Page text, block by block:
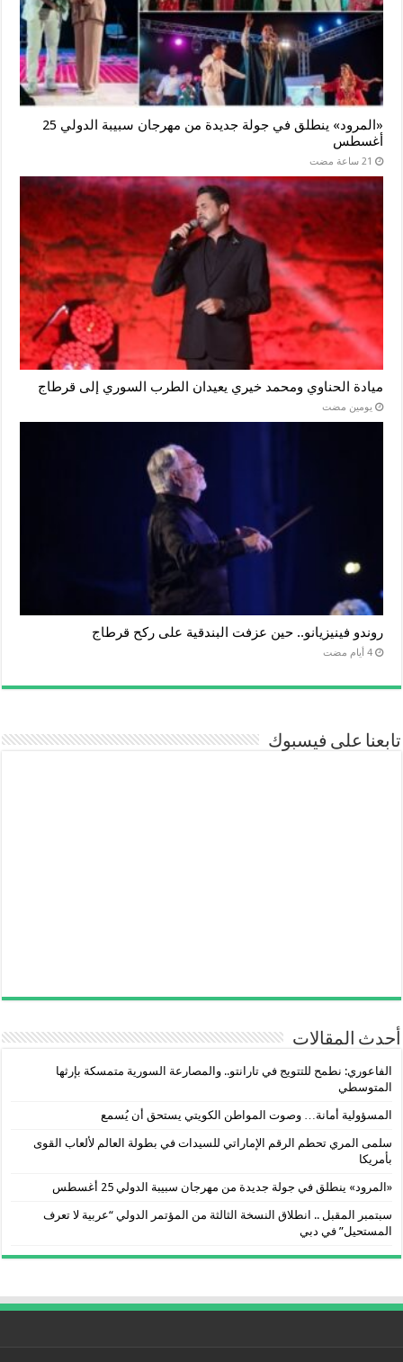
«المرود» ينطلق في جولة جديدة من مهرجان سبيبة الدولي 25
أغسطس
ميادة الحناوي ومحمد خيري يعيدان الطرب السوري إلى قرطاج
‏يومين مضت
روندو فينيزيانو.. حين عزفت البندقية على ركح قرطاج
‏4 أيام مضت
تابعنا على فيسبوك
أحدث المقالات
الفاعوري: نطمح للتتويج في تارانتو.. والمصارعة السورية متمسكة بإرثها
المتوسطي
المسؤولية أمانة… وصوت المواطن الكويتي يستحق أن يُسمع
سلمى المري تحطم الرقم الإماراتي للسيدات في بطولة العالم لألعاب القوى
بأمريكا
«المرود» ينطلق في جولة جديدة من مهرجان سبيبة الدولي 25 أغسطس
سبتمبر المقبل .. انطلاق النسخة الثالثة من المؤتمر الدولي “عربية لا تعرف
المستحيل” في دبي